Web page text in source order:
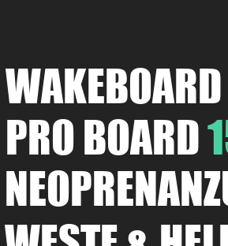
WAKEBOARD
PRO BOARD